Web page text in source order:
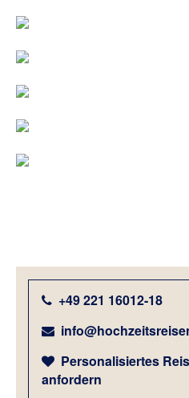
+49 221 16012-18
Personalisiertes
anfordern